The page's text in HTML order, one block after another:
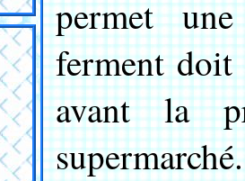
permet
ferment doit
avant la
supermarché.